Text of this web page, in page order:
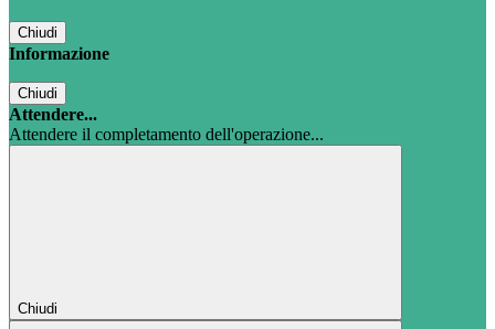
Chiudi
Informazione
Chiudi
Attendere...
Attendere il completamento dell'operazione...
Chiudi